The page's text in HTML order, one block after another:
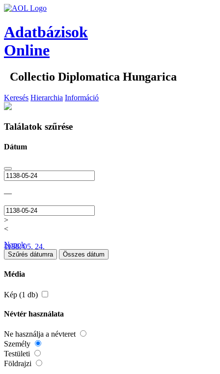
Adatbázisok
Online
Collectio Diplomatica Hungarica
Keresés Hierarchia Információ
Találatok szűrése
Dátum
—
>
<
1138. 05. 24.
Napok
Szűrés dátumra Összes dátum
Média
Kép (1 db)
Névtér használata
Ne használja a névteret
Személy
Testületi
Földrajzi